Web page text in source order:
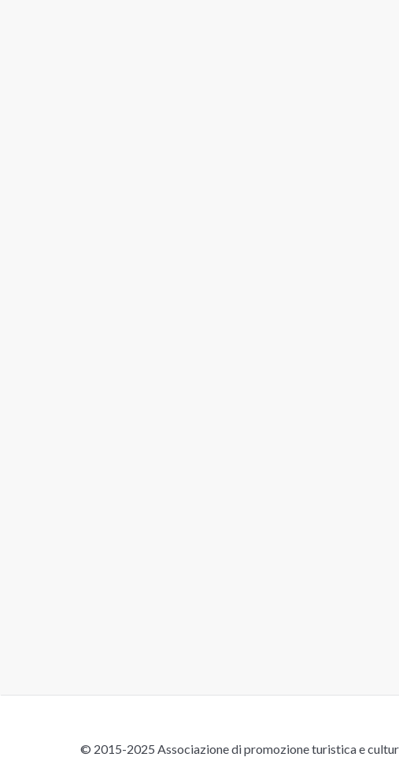
© 2015-2025 Associazione di promozione turistica e